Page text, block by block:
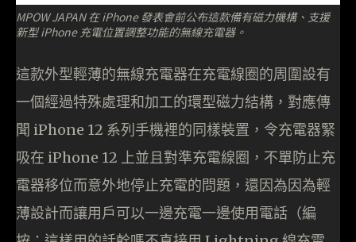
MPOW JAPAN 在 iPhone 發表會前公布這款備有磁力機構、支援
新型 iPhone 充電位置調整功能的無線充電器。
這款外型輕薄的無線充電器在充電線圈的周圍設有
一個經過特殊處理和加工的環型磁力結構，對應傳
聞 iPhone 12 系列手機裡的同樣裝置，令充電器緊
吸在 iPhone 12 上並且對準充電線圈，不單防止充
電器移位而意外地停止充電的問題，還因為因為輕
薄設計而讓用戶可以一邊充電一邊使用電話（編